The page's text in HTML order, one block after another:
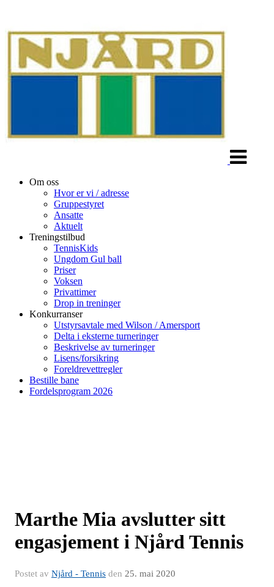
Om oss
Hvor er vi / adresse
Gruppestyret
Ansatte
Aktuelt
Treningstilbud
TennisKids
Ungdom Gul ball
Priser
Voksen
Privattimer
Drop in treninger
Konkurranser
Utstyrsavtale med Wilson / Amersport
Delta i eksterne turneringer
Beskrivelse av turneringer
Lisens/forsikring
Foreldrevettregler
Bestille bane
Fordelsprogram 2026
Marthe Mia avslutter sitt
engasjement i Njård Tennis
Postet av Njård - Tennis den 25. mai 2020